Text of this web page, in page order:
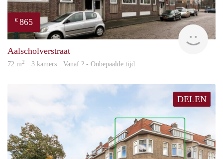
€ 865
rent
Aalscholverstraat
72 m2 · 3 kamers · Vanaf ? - Onbepaalde tijd
DELEN